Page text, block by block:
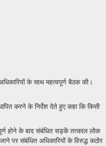
के साथ महत्वपूर्ण बैठक की।
करने के निर्देश देते हुए कहा कि किसी
होने के बाद संबंधित सड़कें तत्काल लोक
पर संबंधित अधिकारियों के विरुद्ध कठोर